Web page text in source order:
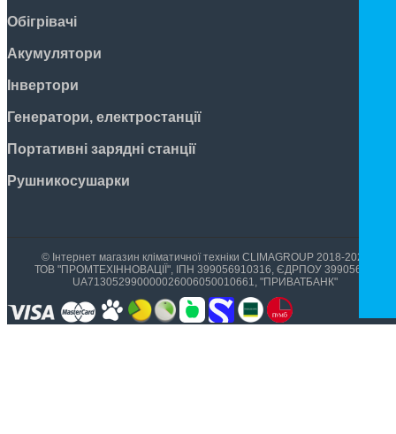
Обігрівачі
Акумулятори
Інвертори
Генератори, електростанції
Портативні зарядні станції
Рушникосушарки
© Інтернет магазин кліматичної техніки CLIMAGROUP 2018-2026
ТОВ "ПРОМТЕХІННОВАЦІЇ", ІПН 399056910316, ЄДРПОУ 39905699,
UA713052990000026006050010661, "ПРИВАТБАНК"